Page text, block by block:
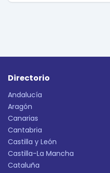
Directorio
Andalucía
Aragón
Canarias
Cantabria
Castilla y León
Castilla-La Mancha
Cataluña